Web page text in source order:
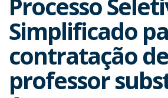
Simplificado
contratação de
professor